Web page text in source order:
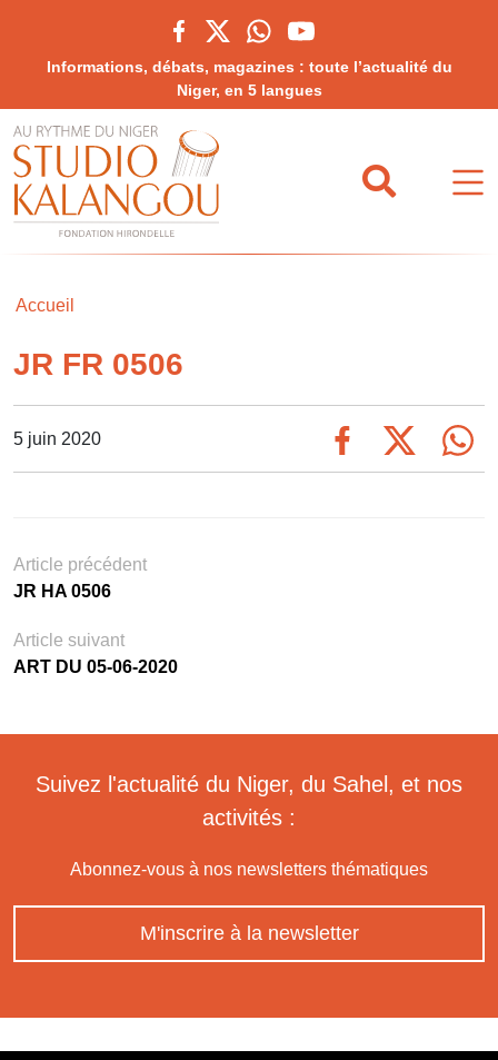
Informations, débats, magazines : toute l’actualité du
Niger, en 5 langues
Accueil
JR FR 0506
5 juin 2020
Article précédent
JR HA 0506
Article suivant
ART DU 05-06-2020
Suivez l'actualité du Niger, du Sahel, et nos
activités :
Abonnez-vous à nos newsletters thématiques
M'inscrire à la newsletter